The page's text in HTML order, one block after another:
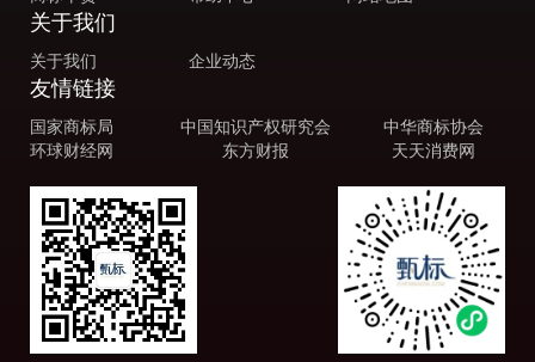
关于我们
关于我们 企业动态
友情链接
国家商标局 中国知识产权研究会
中华商标协会
环球财经网
东方财报 天天消费网